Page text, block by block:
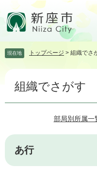
頭飛 現在地 トップページ > 組織でさ
本
組織でさがす
部局別所属一
あ行